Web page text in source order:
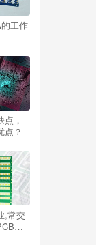
工作
，
点？
,常交
工